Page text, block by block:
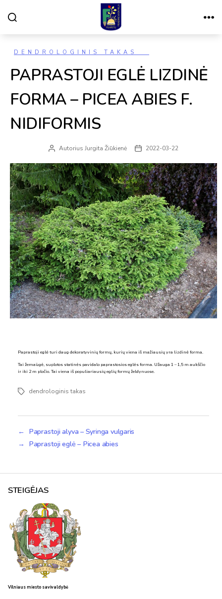
Kategorijos
DENDROLOGINIS TAKAS
PAPRASTOJI EGLĖ LIZDINĖ
FORMA – PICEA ABIES F.
NIDIFORMIS
ĮrašoAutoriusJurgita Žiūkienė
Įrašo2022-03-22
Paprastoji eglė turi daug dekoratyvinių formų, kurių viena iš mažiausių yra lizdinė forma.
Tai žemaūgė, suplotos statinės pavidalo paprastosios eglės forma. Užauga 1 – 1,5 m aukščio
ir iki 2 m pločio. Tai viena iš populiariausių eglių formų želdynuose.
Žymosdendrologinis takas
← Paprastoji alyva – Syringa vulgaris
→ Paprastoji eglė – Picea abies
STEIGĖJAS
Vilniaus miesto savivaldybė